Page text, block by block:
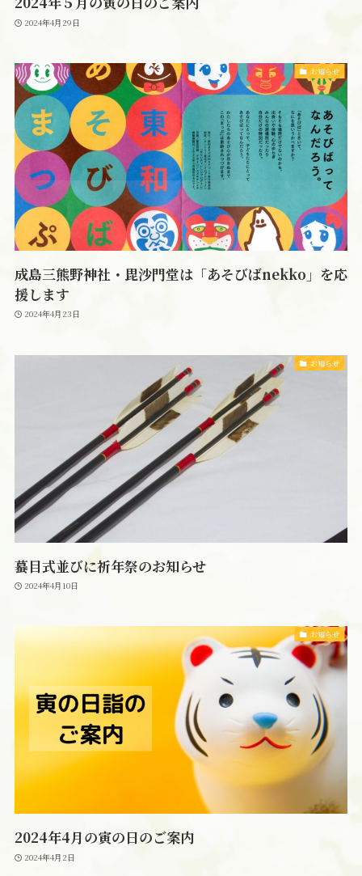
2024年4月29日
お知らせ
成島三熊野神社・毘沙門堂は「あそびばnekko」を応
援します
2024年4月23日
お知らせ
蟇目式並びに祈年祭のお知らせ
2024年4月10日
お知らせ
2024年4月の寅の日のご案内
2024年4月2日